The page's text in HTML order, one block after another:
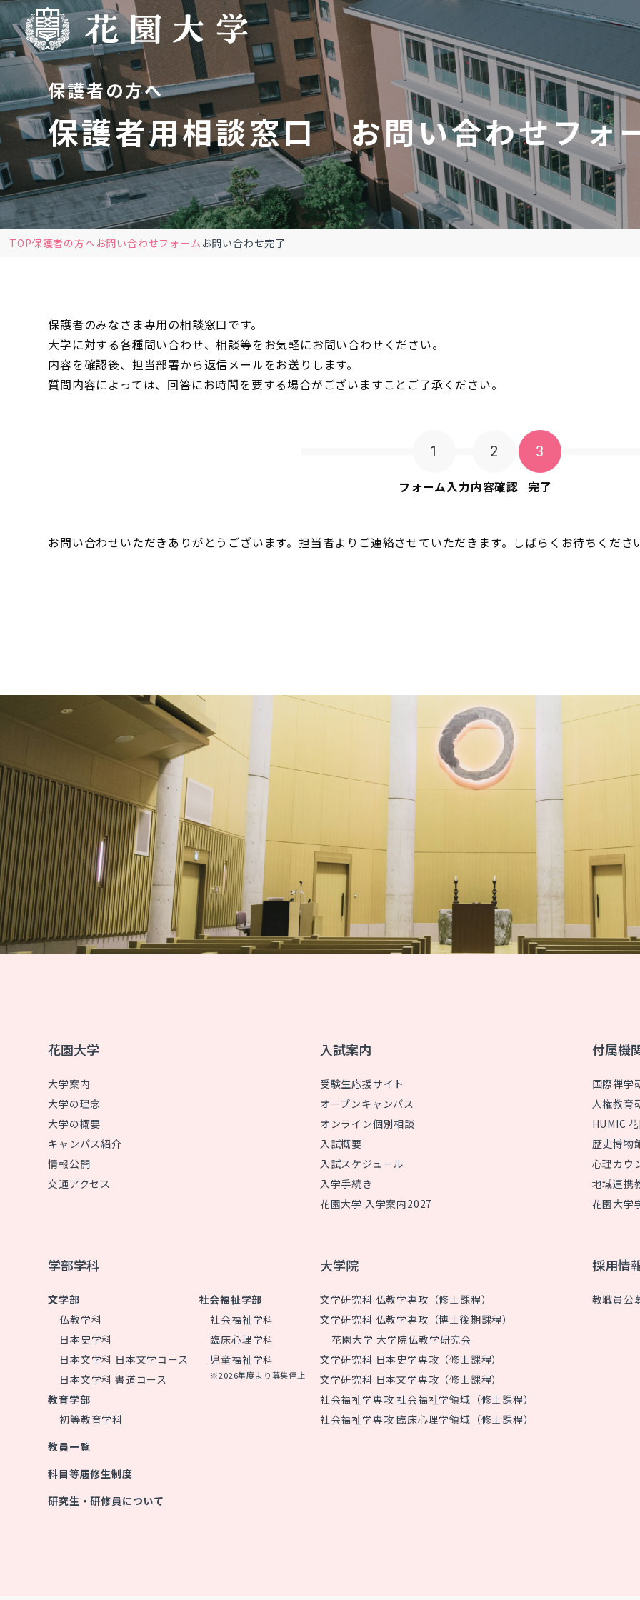
保護者の方へ
保護者用相談窓口 お問い合わせフォ
TOP保護者の方へ お問い合わせフォーム お問い合わせ完了
保護者のみなさま専用の相談窓口です。
大学に対する各種問い合わせ、相談等をお気軽にお問い合わせください。
内容を確認後、担当部署から返信メールをお送りします。
質問内容によっては、回答にお時間を要する場合がございますことご了承ください。
1
フォーム入力
2
内容確認
3
完了
お問い合わせいただきありがとうございます。担当者よりご連絡させていただきます。しばらくお待ちくださ
花園大学
大学案内
大学の理念
大学の概要
キャンパス紹介
情報公開
交通アクセス
入試案内
受験生応援サイト
オープンキャンパス
オンライン個別相談
入試概要
入試スケジュール
入学手続き
花園大学 入学案内2027
付属機
国際禅学
人権教育
HUMIC
歴史博物
心理カウ
地域連携
花園大学
学部学科
文学部
仏教学科
日本史学科
日本文学科 日本文学コース
日本文学科 書道コース
社会福祉学部
社会福祉学科
臨床心理学科
児童福祉学科
※2026年度より募集停止
教育学部
初等教育学科
教員一覧
科目等履修生制度
研究生・研修員について
大学院
文学研究科 仏教学専攻（修士課程）
文学研究科 仏教学専攻（博士後期課程）
花園大学 大学院仏教学研究会
文学研究科 日本史学専攻（修士課程）
文学研究科 日本文学専攻（修士課程）
社会福祉学専攻 社会福祉学領域（修士課程）
社会福祉学専攻 臨床心理学領域（修士課程）
採用情
教職員公